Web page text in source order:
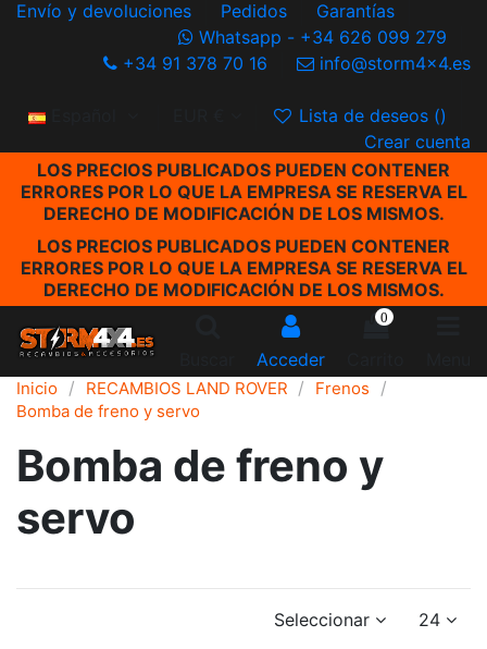
Envío y devoluciones Pedidos
Garantías
Whatsapp - +34 626 099 279
+34 91 378 70 16
info@storm4x4.es
Español Lista de deseos ()
Crear cuenta
LOS PRECIOS PUBLICADOS PUEDEN CONTENER
ERRORES POR LO QUE LA EMPRESA SE RESERVA EL
DERECHO DE MODIFICACIÓN DE LOS MISMOS.
LOS PRECIOS PUBLICADOS PUEDEN CONTENER
ERRORES POR LO QUE LA EMPRESA SE RESERVA EL
DERECHO DE MODIFICACIÓN DE LOS MISMOS.
Acceder
0
Inicio RECAMBIOS LAND ROVER
Frenos
Bomba de freno y servo
Bomba de freno y
servo
Seleccionar 24